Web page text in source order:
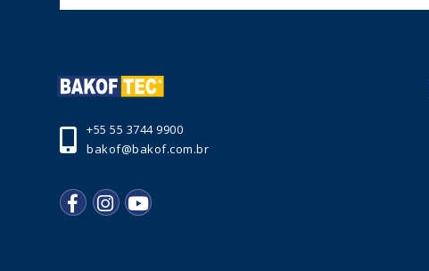
+55 55 3744 9900
bakof@bakof.com.br